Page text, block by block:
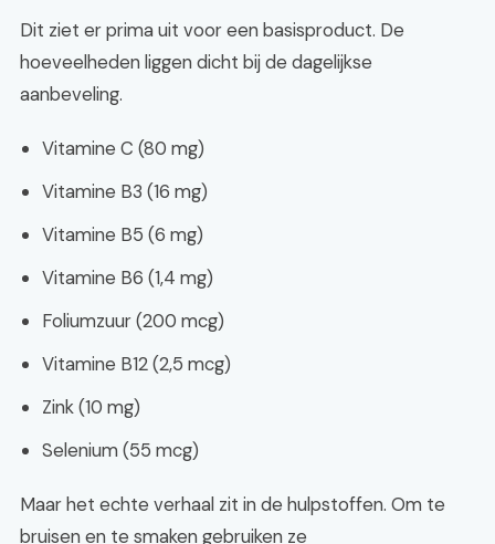
Dit ziet er prima uit voor een basisproduct. De
hoeveelheden liggen dicht bij de dagelijkse
aanbeveling.
Vitamine C (80 mg)
Vitamine B3 (16 mg)
Vitamine B5 (6 mg)
Vitamine B6 (1,4 mg)
Foliumzuur (200 mcg)
Vitamine B12 (2,5 mcg)
Zink (10 mg)
Selenium (55 mcg)
Maar het echte verhaal zit in de hulpstoffen. Om te
bruisen en te smaken gebruiken ze